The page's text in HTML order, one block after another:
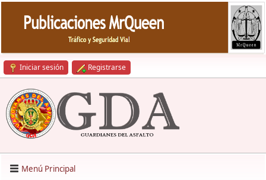
Iniciar sesión Registrarse
Menú Principal